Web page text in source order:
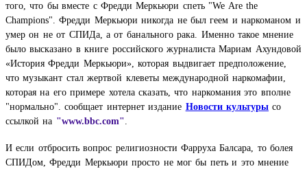
того, что бы вместе с Фредди Меркьюри спеть "We Are the
Champions". Фредди Меркьюри никогда не был геем и наркоманом и
умер он не от СПИДа, а от банального рака. Именно такое мнение
было высказано в книге российского журналиста Мариам Ахундовой
«История Фредди Меркьюри», которая выдвигает предположение,
что музыкант стал жертвой клеветы международной наркомафии,
которая на его примере хотела сказать, что наркомания это вполне
"нормально".сообщает интернет издание Новости культуры со
ссылкой на "www.bbc.com".
И если отбросить вопрос религиозности Фарруха Балсара, то болея
СПИДом, Фредди Меркьюри просто не мог бы петь и это мнение